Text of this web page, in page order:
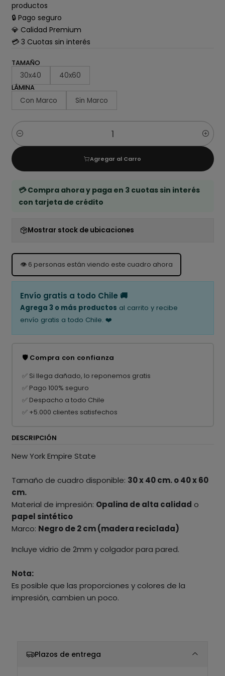
productos
🔒 Pago seguro
💎 Calidad Premium
💳 3 Cuotas sin interés
TAMAÑO
30x40 40x60
LÁMINA
Con Marco Sin Marco
Cantidad
Agregar al Carro
💳 Compra ahora y paga en 3 cuotas sin interés
con tarjeta de crédito
Mostrar stock de ubicaciones
👁️ 6 personas están viendo este cuadro ahora
Envío gratis a todo Chile 🚚
Agrega 3 o más productos al carrito y recibe
envío gratis a todo Chile. ❤️
🛡️ Compra con confianza
✅ Si llega dañado, lo reponemos gratis
✅ Pago 100% seguro
✅ Despacho a todo Chile
✅ +5.000 clientes satisfechos
DESCRIPCIÓN
New York Empire State
Tamaño de cuadro disponible: 30 x 40 cm. o 40 x 60
cm.
Material de impresión: Opalina de alta calidad o
papel sintético
Marco: Negro de 2 cm (madera reciclada)
Incluye vidrio de 2mm y colgador para pared.
Nota:
Es posible que las proporciones y colores de la
impresión, cambien un poco.
Plazos de entrega